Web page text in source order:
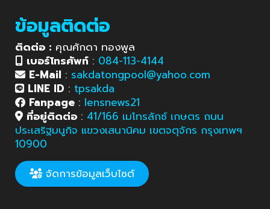
ข้อมูลติดต่อ
ติดต่อ : คุณศักดา ทองพูล
เบอร์โทรศัพท์ : 084-113-4144
E-Mail : sakdatongpool@yahoo.com
LINE ID : tpsakda
Fanpage : lensnews21
ที่อยู่ติดต่อ : 41/166 เมโทรลักซ์ เกษตร ถนน
ประเสริฐมนูกิจ แขวงเสนานิคม เขตจตุจักร กรุงเทพฯ
10900
จัดการข้อมูลเว็บไซต์